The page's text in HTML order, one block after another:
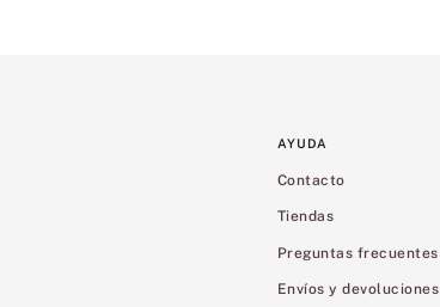
AYUDA
Contacto
Tiendas
Preguntas frecuentes
Envíos y devoluciones